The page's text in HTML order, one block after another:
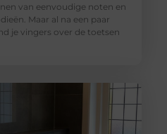
van eenvoudige noten en
Maar al na een paar
je vingers over de toetsen